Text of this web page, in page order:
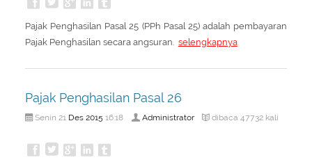
Pajak Penghasilan Pasal 25 (PPh Pasal 25) adalah pembayaran
Pajak Penghasilan secara angsuran. selengkapnya
Pajak Penghasilan Pasal 26
Senin 21 Des 2015 16:18 Administrator dibaca 47732 kali